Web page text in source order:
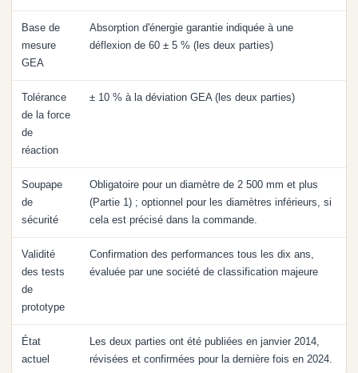
Base de
mesure
GEA
Absorption d'énergie garantie indiquée à une
déflexion de 60 ± 5 % (les deux parties)
Tolérance
de la force
de
réaction
± 10 % à la déviation GEA (les deux parties)
Soupape
de
sécurité
Obligatoire pour un diamètre de 2 500 mm et plus
(Partie 1) ; optionnel pour les diamètres inférieurs, si
cela est précisé dans la commande.
Validité
des tests
de
prototype
Confirmation des performances tous les dix ans,
évaluée par une société de classification majeure
État
actuel
Les deux parties ont été publiées en janvier 2014,
révisées et confirmées pour la dernière fois en 2024.